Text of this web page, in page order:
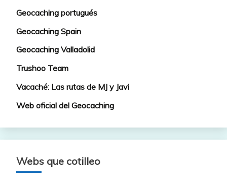
Geocaching portugués
Geocaching Spain
Geocaching Valladolid
Trushoo Team
Vacaché: Las rutas de MJ y Javi
Web oficial del Geocaching
Webs que cotilleo